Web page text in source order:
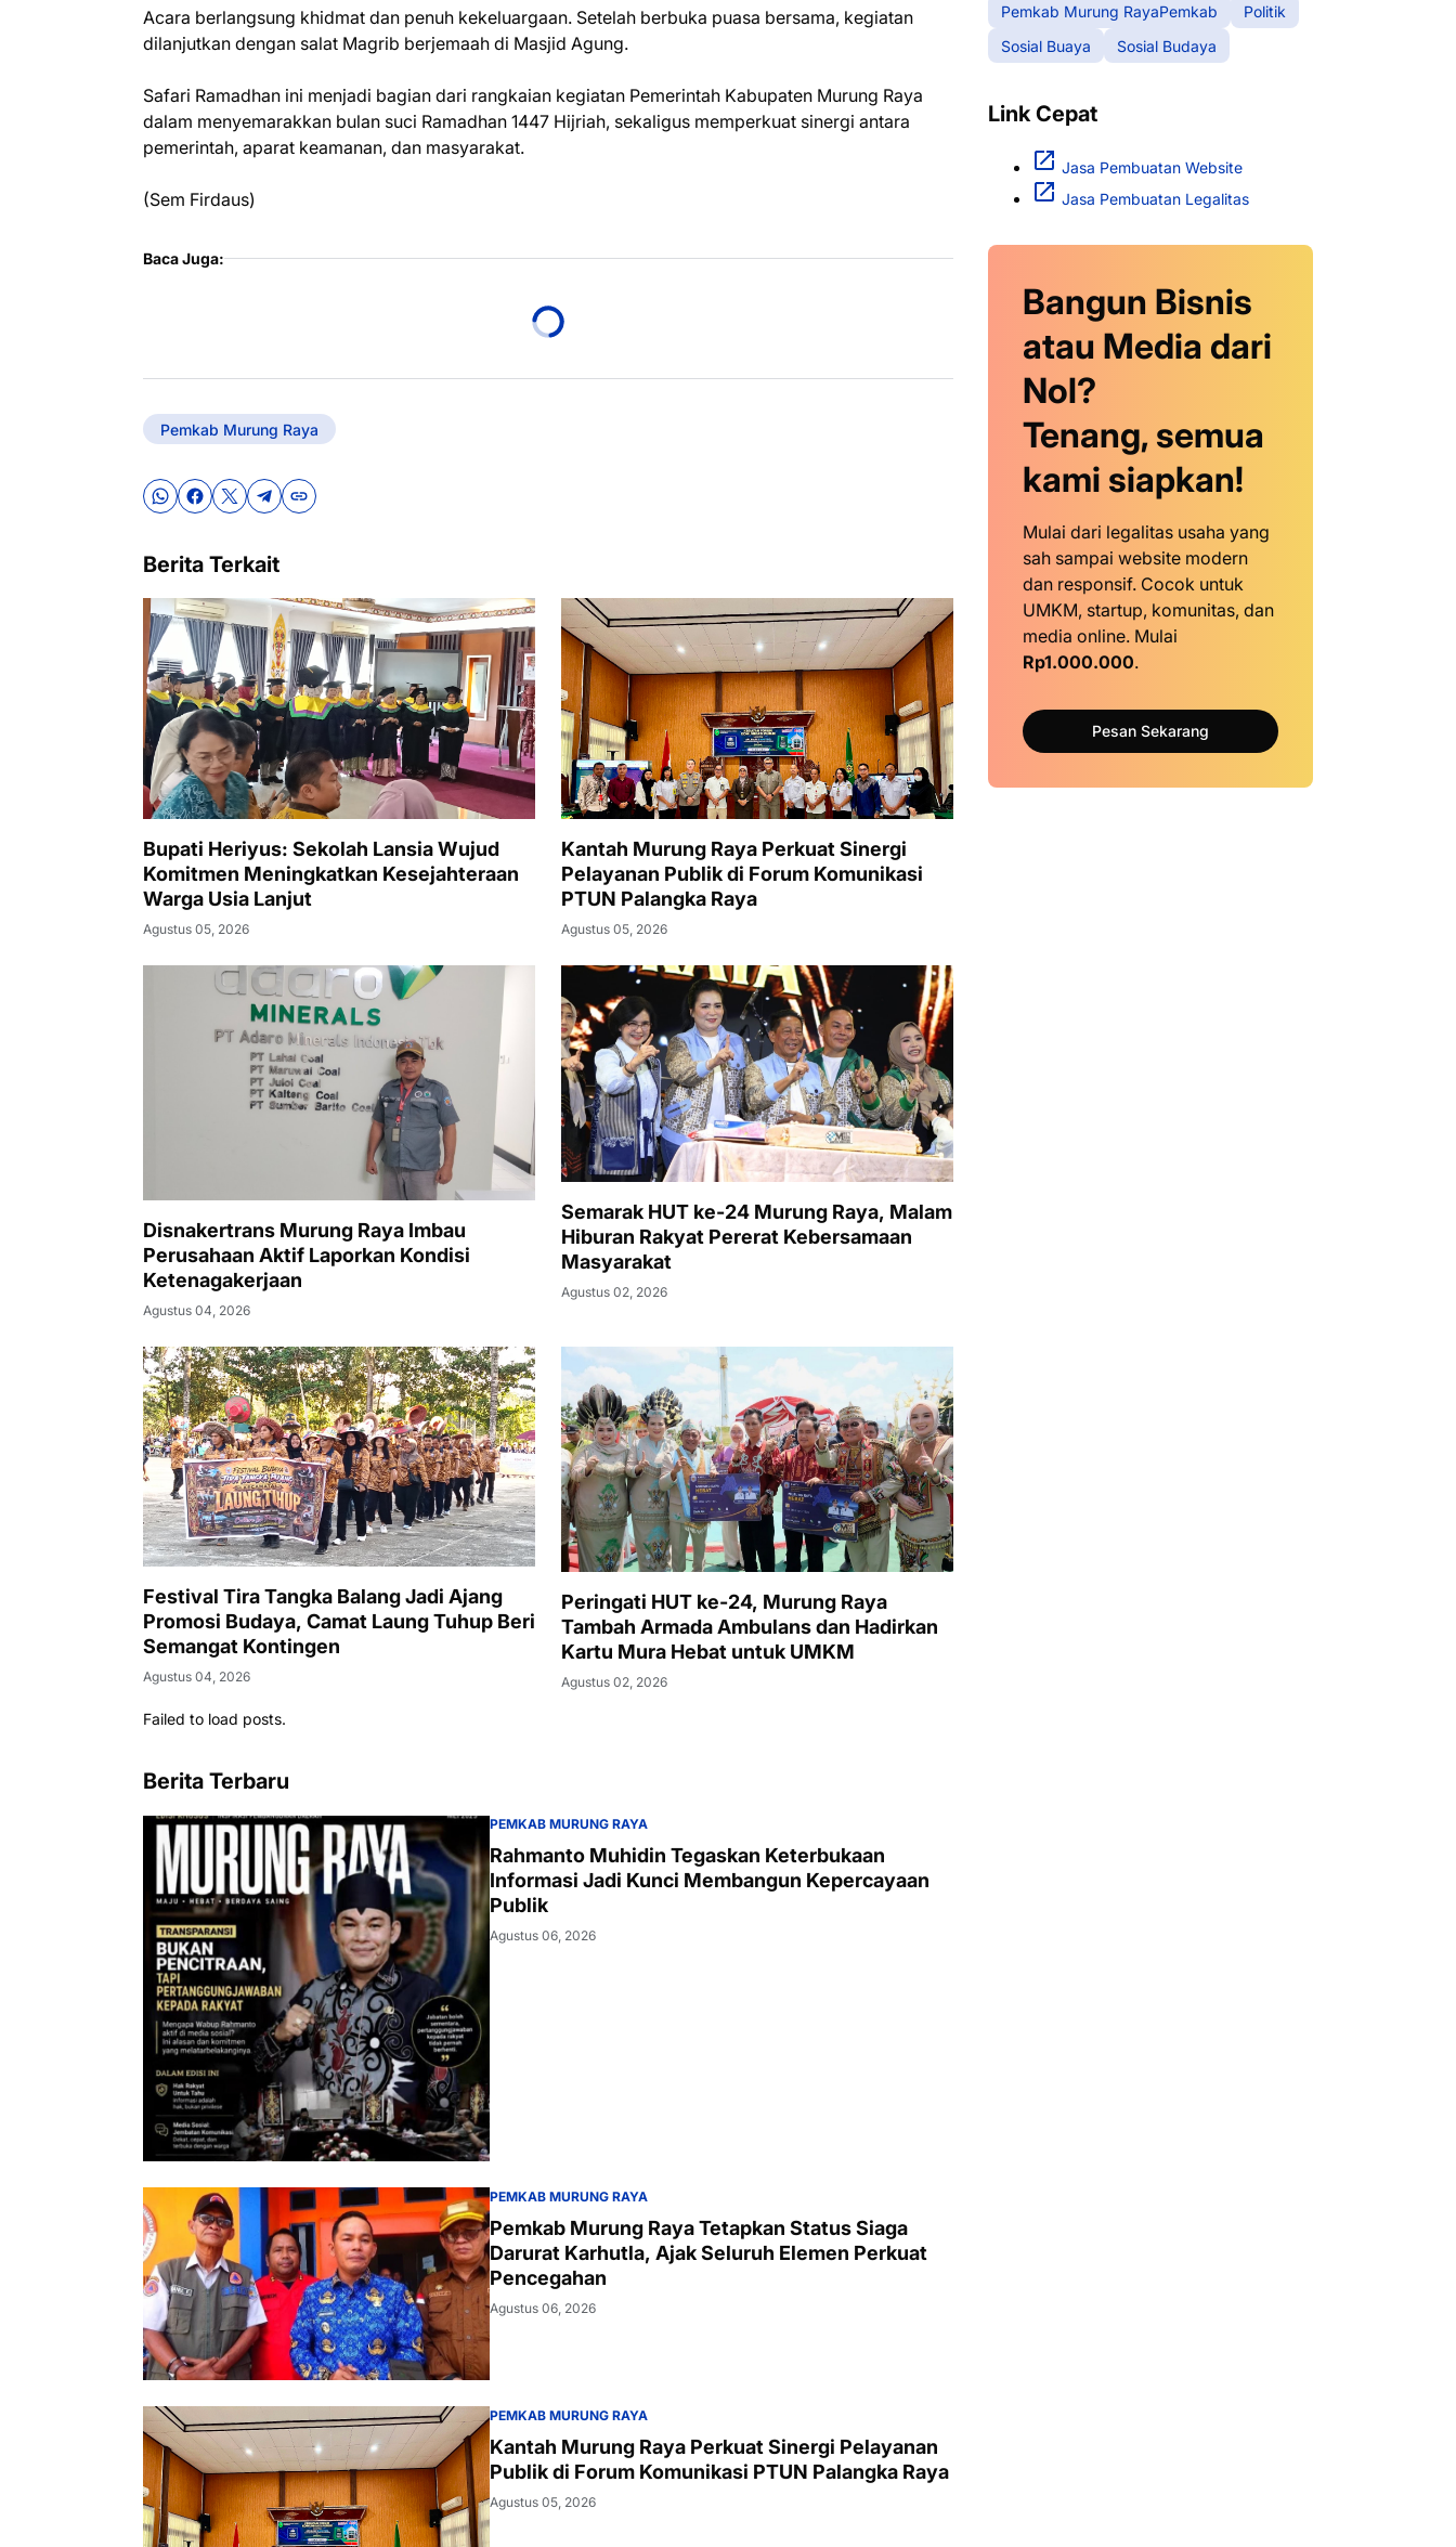
Acara berlangsung khidmat dan penuh kekeluargaan. Setelah berbuka puasa bersama, kegiatan
dilanjutkan dengan salat Magrib berjemaah di Masjid Agung.
Safari Ramadhan ini menjadi bagian dari rangkaian kegiatan Pemerintah Kabupaten Murung Raya
dalam menyemarakkan bulan suci Ramadhan 1447 Hijriah, sekaligus memperkuat sinergi antara
pemerintah, aparat keamanan, dan masyarakat.
(Sem Firdaus)
Baca Juga:
Pemkab Murung Raya
Berita Terkait
Bupati Heriyus: Sekolah Lansia Wujud
Komitmen Meningkatkan Kesejahteraan
Warga Usia Lanjut
Agustus 05, 2026
Kantah Murung Raya Perkuat Sinergi
Pelayanan Publik di Forum Komunikasi
PTUN Palangka Raya
Agustus 05, 2026
Disnakertrans Murung Raya Imbau
Perusahaan Aktif Laporkan Kondisi
Ketenagakerjaan
Agustus 04, 2026
Semarak HUT ke-24 Murung Raya, Malam
Hiburan Rakyat Pererat Kebersamaan
Masyarakat
Agustus 02, 2026
Festival Tira Tangka Balang Jadi Ajang
Promosi Budaya, Camat Laung Tuhup Beri
Semangat Kontingen
Agustus 04, 2026
Peringati HUT ke-24, Murung Raya
Tambah Armada Ambulans dan Hadirkan
Kartu Mura Hebat untuk UMKM
Agustus 02, 2026
Failed to load posts.
Berita Terbaru
PEMKAB MURUNG RAYA
Rahmanto Muhidin Tegaskan Keterbukaan
Informasi Jadi Kunci Membangun Kepercayaan
Publik
Agustus 06, 2026
PEMKAB MURUNG RAYA
Pemkab Murung Raya Tetapkan Status Siaga
Darurat Karhutla, Ajak Seluruh Elemen Perkuat
Pencegahan
Agustus 06, 2026
PEMKAB MURUNG RAYA
Kantah Murung Raya Perkuat Sinergi Pelayanan
Publik di Forum Komunikasi PTUN Palangka Raya
Agustus 05, 2026
Pemkab Murung RayaPemkab
Politik
Sosial Buaya
Sosial Budaya
Link Cepat
Jasa Pembuatan Website
Jasa Pembuatan Legalitas
Bangun Bisnis
atau Media dari
Nol?
Tenang, semua
kami siapkan!
Mulai dari legalitas usaha yang
sah sampai website modern
dan responsif. Cocok untuk
UMKM, startup, komunitas, dan
media online. Mulai
Rp1.000.000.
Pesan Sekarang